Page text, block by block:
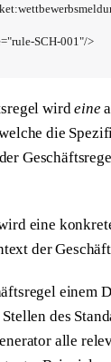
wirdeine
die
eine
der
einem
des
alle